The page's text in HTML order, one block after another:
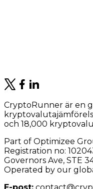
CryptoRunner är en
och 18,000
Part of Optimizee
Registration no:
Governors Ave, STE
Operated by our
E-post: